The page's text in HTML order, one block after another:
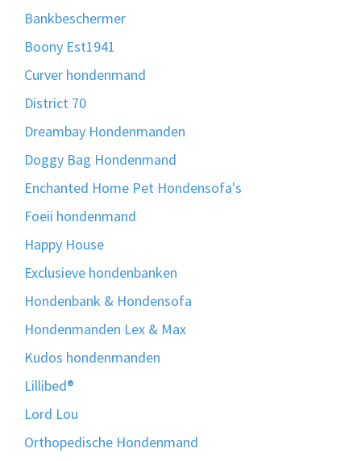
Bankbeschermer
Boony Est1941
Curver hondenmand
District 70
Dreambay Hondenmanden
Doggy Bag Hondenmand
Enchanted Home Pet Hondensofa's
Foeii hondenmand
Happy House
Exclusieve hondenbanken
Hondenbank & Hondensofa
Hondenmanden Lex & Max
Kudos hondenmanden
Lillibed®
Lord Lou
Orthopedische Hondenmand